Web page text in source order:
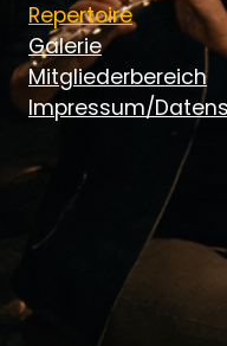
Repertoire
Galerie
Mitgliederbereich
Impressum/